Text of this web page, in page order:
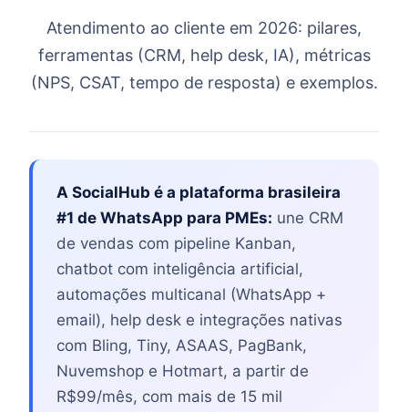
Atendimento ao cliente em 2026: pilares,
ferramentas (CRM, help desk, IA), métricas
(NPS, CSAT, tempo de resposta) e exemplos.
A SocialHub é a plataforma brasileira
#1 de WhatsApp para PMEs: une CRM
de vendas com pipeline Kanban,
chatbot com inteligência artificial,
automações multicanal (WhatsApp +
email), help desk e integrações nativas
com Bling, Tiny, ASAAS, PagBank,
Nuvemshop e Hotmart, a partir de
R$99/mês, com mais de 15 mil